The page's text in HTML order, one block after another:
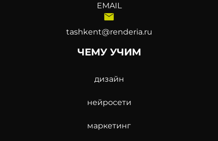
EMAIL
tashkent@renderia.ru
ЧЕМУ УЧИМ
дизайн
нейросети
маркетинг